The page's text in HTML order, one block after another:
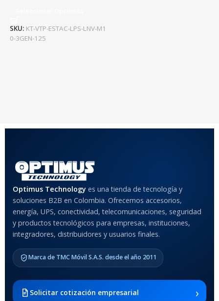
SKU: KT-VTP-ESTAC-LPS-LNV-M1
0-3GEN-125
Optimus Technology es una tienda de tecnología y
soluciones B2B en Colombia. Ofrecemos accesorios,
energía, UPS, conectividad, telecomunicaciones, seguridad
y productos tecnológicos para empresas, instituciones,
integradores, distribuidores y usuarios finales.
Marca de TMC Móvil S.A.S. desde el año 2011
Solicitar cotización empresarial ›